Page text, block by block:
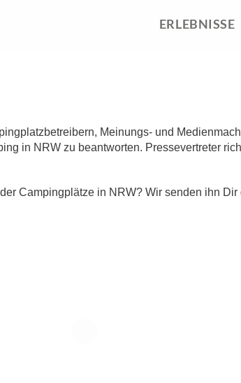
ERLEBNISSE
Meinungs- und
in NRW zu beantworten. Pressevertreter
Campingplätze in NRW? Wir senden ihn Dir